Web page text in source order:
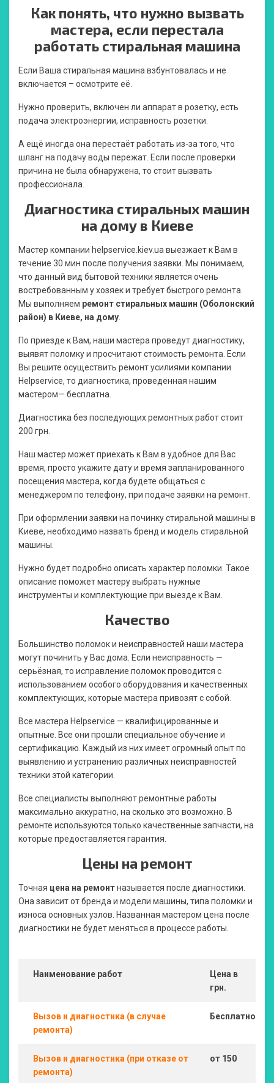
Как понять, что нужно вызвать
мастера, если перестала
работать стиральная машина
Если Ваша стиральная машина взбунтовалась и не
включается – осмотрите её.
Нужно проверить, включен ли аппарат в розетку, есть
подача электроэнергии, исправность розетки.
А ещё иногда она перестаёт работать из-за того, что
шланг на подачу воды пережат. Если после проверки
причина не была обнаружена, то стоит вызвать
профессионала.
Диагностика стиральных машин
на дому в Киеве
Мастер компании helpservice.kiev.ua выезжает к Вам в
течение 30 мин после получения заявки. Мы понимаем,
что данный вид бытовой техники является очень
востребованным у хозяек и требует быстрого ремонта.
Мы выполняем ремонт стиральных машин (Оболонский
район) в Киеве, на дому
По приезде к Вам, наши мастера проведут диагностику,
выявят поломку и просчитают стоимость ремонта. Если
Вы решите осуществить ремонт усилиями компании
Нelpservice, то диагностика, проведенная нашим
мастером— бесплатна.
Диагностика без последующих ремонтных работ стоит
200 грн.
Наш мастер может приехать к Вам в удобное для Вас
время, просто укажите дату и время запланированного
посещения мастера, когда будете общаться с
менеджером по телефону, при подаче заявки на ремонт.
При оформлении заявки на починку стиральной машины в
Киеве, необходимо назвать бренд и модель стиральной
машины.
Нужно будет подробно описать характер поломки. Такое
описание поможет мастеру выбрать нужные
инструменты и комплектующие при выезде к Вам.
Качество
Большинство поломок и неисправностей наши мастера
могут починить у Вас дома. Если неисправность —
серьёзная, то исправление поломок проводится с
использованием особого оборудования и качественных
комплектующих, которые мастера привозят с собой.
Все мастера Нelpservice — квалифицированные и
опытные. Все они прошли специальное обучение и
сертификацию. Каждый из них имеет огромный опыт по
выявлению и устранению различных неисправностей
техники этой категории.
Все специалисты выполняют ремонтные работы
максимально аккуратно, на сколько это возможно. В
ремонте используются только качественные запчасти, на
которые предоставляется гарантия.
Цены на ремонт
Точная цена на ремонтназывается после диагностики.
Она зависит от бренда и модели машины, типа поломки и
износа основных узлов. Названная мастером цена после
диагностики не будет меняться в процессе работы.
Наименование работ
Цена в
грн.
Вызов и диагностика (в случае
ремонта)
Бесплатно
Вызов и диагностика (при отказе от
ремонта)
от 150